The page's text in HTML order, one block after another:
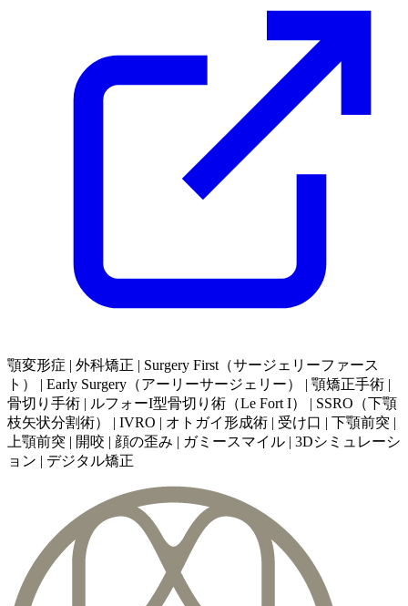
顎変形症 | 外科矯正 | Surgery First（サージェリーファース
ト） | Early Surgery（アーリーサージェリー） | 顎矯正手術 |
骨切り手術 | ルフォーI型骨切り術（Le Fort I） | SSRO（下顎
枝矢状分割術） | IVRO | オトガイ形成術 | 受け口 | 下顎前突 |
上顎前突 | 開咬 | 顔の歪み | ガミースマイル | 3Dシミュレーシ
ョン | デジタル矯正